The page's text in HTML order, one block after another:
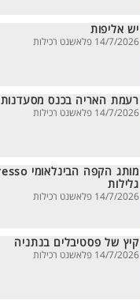
יש אליפות
14/7/2026 פלאשנט רכילות
רעמת האריה בכנס מסעדנות
14/7/2026 פלאשנט רכילות
גלילות
14/7/2026 פלאשנט רכילות
קיץ של פסטיבלים בנתניה
14/7/2026 פלאשנט רכילות